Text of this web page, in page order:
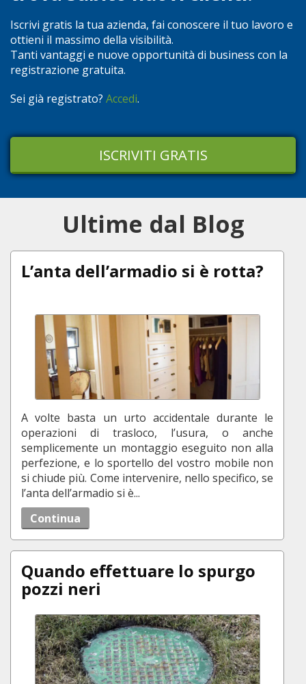
Iscrivi gratis la tua azienda, fai conoscere il tuo lavoro e
ottieni il massimo della visibilità.
Tanti vantaggi e nuove opportunità di business con la
registrazione gratuita.
Sei già registrato? Accedi.
ISCRIVITI GRATIS
Ultime dal Blog
L’anta dell’armadio si è rotta?
A volte basta un urto accidentale durante le
operazioni di trasloco, l’usura, o anche
semplicemente un montaggio eseguito non alla
perfezione, e lo sportello del vostro mobile non
si chiude più. Come intervenire, nello specifico, se
l’anta dell’armadio si è...
Continua
Quando effettuare lo spurgo
pozzi neri